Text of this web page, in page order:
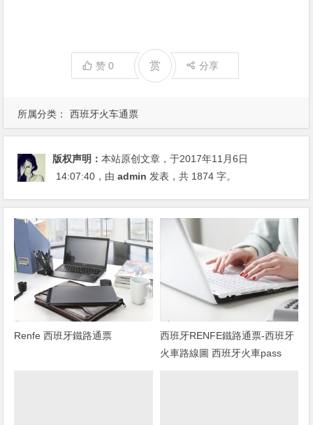
所属分类： 西班牙火车通票
赞0 赏 分享
版权声明：本站原创文章，于2017年11月6日
14:07:40 ，由admin 发表，共 1874 字。
Renfe 西班牙鐵路通票
西班牙RENFE鐵路通票-西班牙
火車路線圖 西班牙火車pass